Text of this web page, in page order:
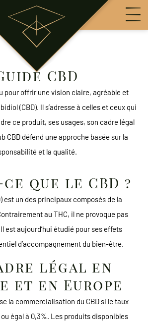
CBD
pour offrir une vision claire, agréable et
(CBD). Il s’adresse à celles et ceux qui
ce produit, ses usages, son cadre légal
CBD défend une approche basée sur la
et la qualité.
que le CBD ?
est un des principaux composés de la
au THC, il ne provoque pas
est aujourd’hui étudié pour ses effets
d’accompagnement du bien-être.
légal en
et en Europe
la commercialisation du CBD si le taux
égal à 0,3%. Les produits disponibles